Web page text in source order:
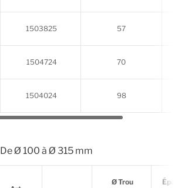
1503825 57
1504724 70
1504024 98
De Ø 100 à Ø 315 mm
Ø Trou